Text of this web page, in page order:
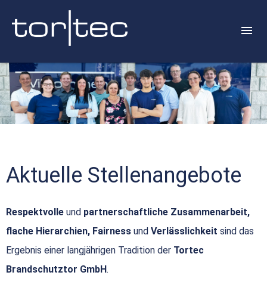
Aktuelle Stellenangebote
Respektvolle und partnerschaftliche Zusammenarbeit,
flache Hierarchien, Fairness und Verlässlichkeit sind das
Ergebnis einer langjährigen Tradition der Tortec
Brandschutztor GmbH.